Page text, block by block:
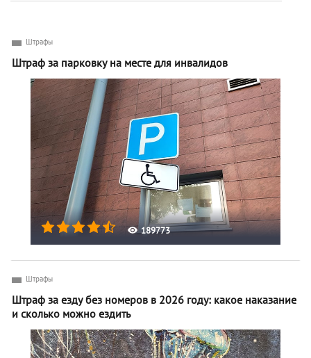
189773
Штрафы
Штраф за парковку на месте для инвалидов
Штрафы
Штраф за езду без номеров в 2026 году: какое наказание
и сколько можно ездить